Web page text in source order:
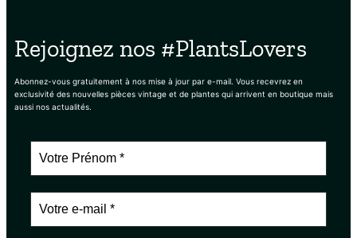
Rejoignez nos #PlantsLovers
Abonnez-vous gratuitement à nos mise à jour par e-mail. Vous recevrez en
exclusivité des nouvelles pièces vintage et de plantes qui arrivent en boutique mais
aussi nos actualités.